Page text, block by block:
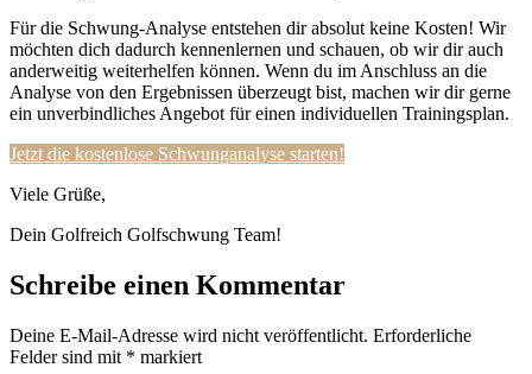
Für die Schwung-Analyse entstehen dir absolut keine Kosten! Wir
möchten dich dadurch kennenlernen und schauen, ob wir dir auch
anderweitig weiterhelfen können. Wenn du im Anschluss an die
Analyse von den Ergebnissen überzeugt bist, machen wir dir gerne
ein unverbindliches Angebot für einen individuellen Trainingsplan.
Jetzt die kostenlose Schwunganalyse starten!
Viele Grüße,
Dein Golfreich Golfschwung Team!
Schreibe einen Kommentar
Deine E-Mail-Adresse wird nicht veröffentlicht. Erforderliche
Felder sind mit * markiert